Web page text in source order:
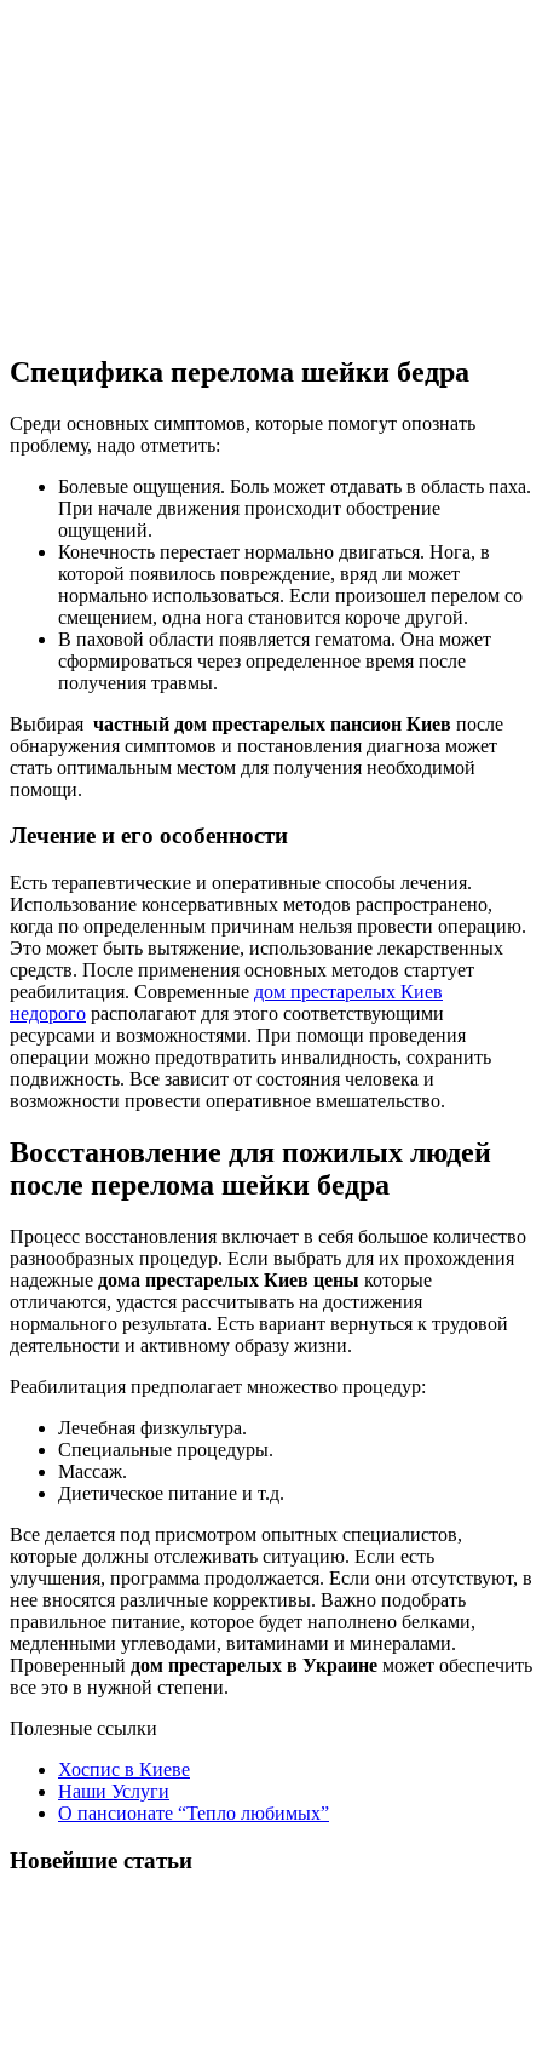
Специфика перелома шейки бедра
Среди основных симптомов, которые помогут опознать
проблему, надо отметить:
Болевые ощущения. Боль может отдавать в область паха.
При начале движения происходит обострение
ощущений.
Конечность перестает нормально двигаться. Нога, в
которой появилось повреждение, вряд ли может
нормально использоваться. Если произошел перелом со
смещением, одна нога становится короче другой.
В паховой области появляется гематома. Она может
сформироваться через определенное время после
получения травмы.
Выбирая частный дом престарелых пансион Киев после
обнаружения симптомов и постановления диагноза может
стать оптимальным местом для получения необходимой
помощи.
Лечение и его особенности
Есть терапевтические и оперативные способы лечения.
Использование консервативных методов распространено,
когда по определенным причинам нельзя провести операцию.
Это может быть вытяжение, использование лекарственных
средств. После применения основных методов стартует
реабилитация. Современные дом престарелых Киев
недорого располагают для этого соответствующими
ресурсами и возможностями. При помощи проведения
операции можно предотвратить инвалидность, сохранить
подвижность. Все зависит от состояния человека и
возможности провести оперативное вмешательство.
Восстановление для пожилых людей
после перелома шейки бедра
Процесс восстановления включает в себя большое количество
разнообразных процедур. Если выбрать для их прохождения
надежные дома престарелых Киев цены которые
отличаются, удастся рассчитывать на достижения
нормального результата. Есть вариант вернуться к трудовой
деятельности и активному образу жизни.
Реабилитация предполагает множество процедур:
Лечебная физкультура.
Специальные процедуры.
Массаж.
Диетическое питание и т.д.
Все делается под присмотром опытных специалистов,
которые должны отслеживать ситуацию. Если есть
улучшения, программа продолжается. Если они отсутствуют, в
нее вносятся различные коррективы. Важно подобрать
правильное питание, которое будет наполнено белками,
медленными углеводами, витаминами и минералами.
Проверенный дом престарелых в Украине может обеспечить
все это в нужной степени.
Полезные ссылки
Хоспис в Киеве
Наши Услуги
О пансионате “Тепло любимых”
Новейшие статьи